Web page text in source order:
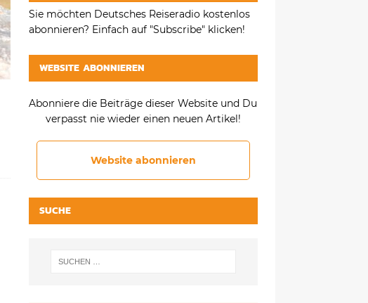
Sie möchten Deutsches Reiseradio kostenlos
abonnieren? Einfach auf "Subscribe" klicken!
WEBSITE ABONNIEREN
Abonniere die Beiträge dieser Website und Du
verpasst nie wieder einen neuen Artikel!
Website abonnieren
SUCHE